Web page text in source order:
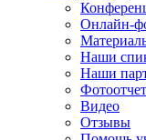
Онлайн-
Наши
Наши
Видео
Отзывы